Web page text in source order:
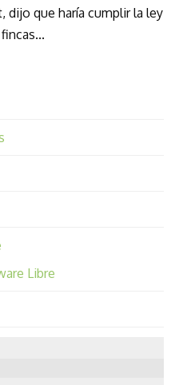
dijo que haría cumplir la ley
Libre